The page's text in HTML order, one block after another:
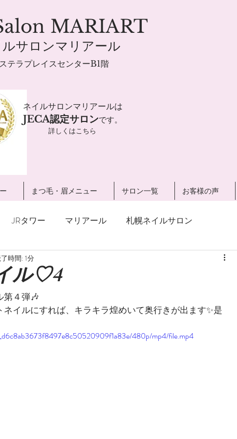
MARIART
サロンマリアール
テラプレイスセンターB1階
ネイルサロンマリアールは
JECA認定サロンです。
詳しくはこちら
まつ毛・眉メニュー サロン一覧 お客様の声
JRタワー マリアール 札幌ネイルサロン
春ネイル
ストロングネイル
フットネイル 巻爪矯正 足の爪 マグネットネイル
ル♡4
時間: 1分
第４弾🎶
イルにすれば、キラキラ煌めいて奥行きが出ます✨是
480p/mp4/file.mp4